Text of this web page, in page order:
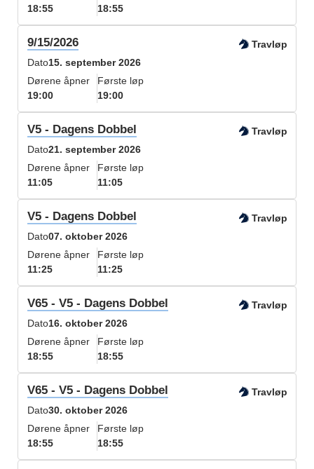
18:55
18:55
9/15/2026
Travløp
Dato15. september 2026
Dørene åpner
19:00
Første løp
19:00
V5 - Dagens Dobbel
Travløp
Dato21. september 2026
Dørene åpner
11:05
Første løp
11:05
V5 - Dagens Dobbel
Travløp
Dato07. oktober 2026
Dørene åpner
11:25
Første løp
11:25
V65 - V5 - Dagens Dobbel
Travløp
Dato16. oktober 2026
Dørene åpner
18:55
Første løp
18:55
V65 - V5 - Dagens Dobbel
Travløp
Dato30. oktober 2026
Dørene åpner
18:55
Første løp
18:55